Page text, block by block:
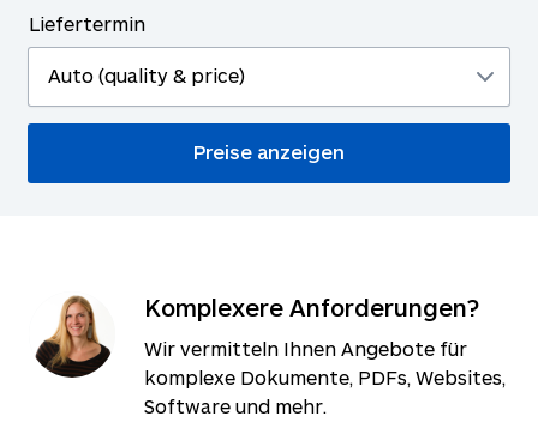
Liefertermin
Komplexere Anforderungen?
Wir vermitteln Ihnen Angebote für
komplexe Dokumente, PDFs, Websites,
Software und mehr.